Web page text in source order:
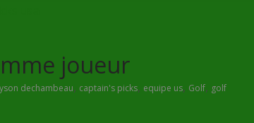
joueur
dechambeau, captain's picks, equipe us, Golf, golf